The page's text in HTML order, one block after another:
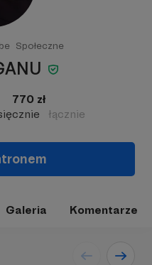
Społeczne
770 zł
łącznie
Galeria Komentarze